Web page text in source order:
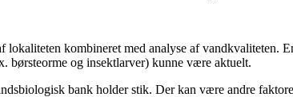
lokaliteten kombineret med analyse af vandkvaliteten.
børsteorme og insektlarver) kunne være aktuelt.
bank holder stik. Der kan være andre